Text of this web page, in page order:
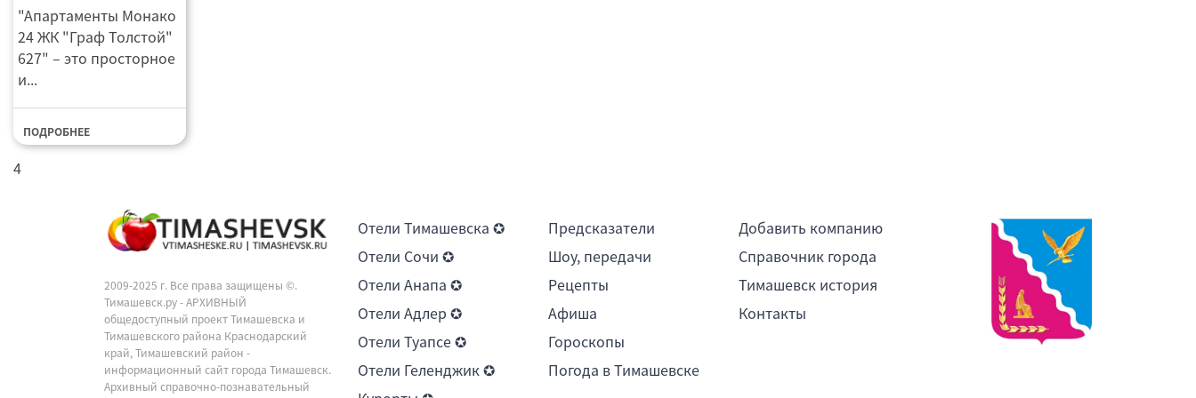
"Апартаменты Монако
24 ЖК "Граф Толстой"
627" – это просторное
и...
ПОДРОБНЕЕ
4
2009-2025 г. Все права защищены ©.
Тимашевск.ру - АРХИВНЫЙ
общедоступный проект Тимашевска и
Тимашевского района Краснодарский
край, Тимашевский район -
информационный сайт города Тимашевск.
Архивный справочно-познавательный
Отели Тимашевска ✪
Отели Сочи ✪
Отели Анапа ✪
Отели Адлер ✪
Отели Туапсе ✪
Отели Геленджик ✪
Предсказатели
Шоу, передачи
Рецепты
Афиша
Гороскопы
Погода в Тимашевске
Добавить компанию
Справочник города
Тимашевск история
Контакты